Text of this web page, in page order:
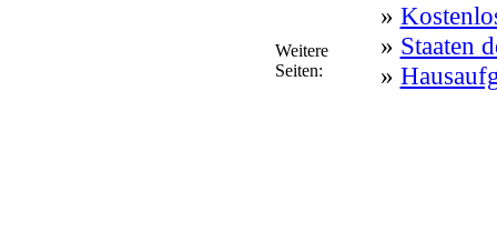
Weitere
Seiten:
»
» Staaten
»